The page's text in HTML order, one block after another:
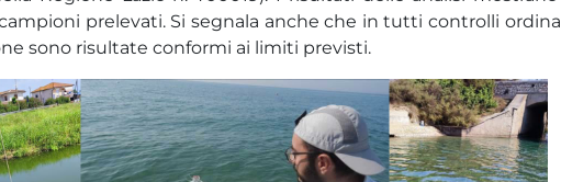
prelevati. Si segnala anche che in tutti controlli
sono risultate conformi ai limiti previsti.